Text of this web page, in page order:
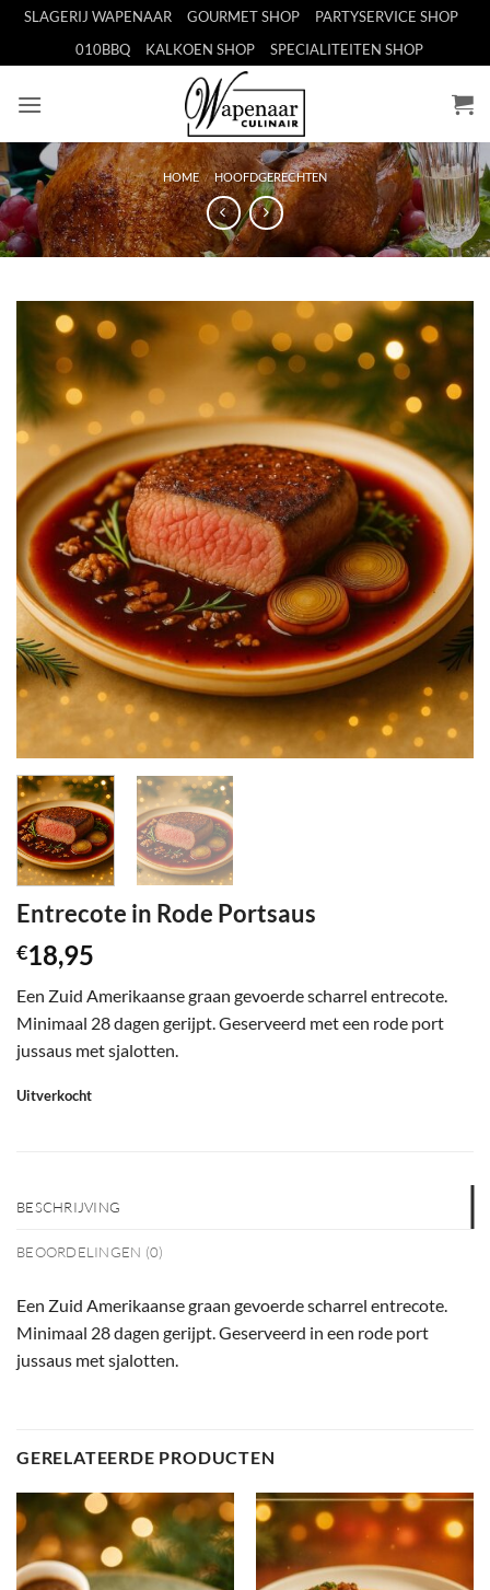
inhoud
SLAGERIJ WAPENAAR GOURMET SHOP
PARTYSERVICE SHOP
010BBQ
KALKOEN SHOP SPECIALITEITEN SHOP
HOME / HOOFDGERECHTEN
Entrecote in Rode Portsaus
€18,95
Een Zuid Amerikaanse graan gevoerde scharrel entrecote.
Minimaal 28 dagen gerijpt. Geserveerd met een rode port
jussaus met sjalotten.
Uitverkocht
BESCHRIJVING
BEOORDELINGEN (0)
Een Zuid Amerikaanse graan gevoerde scharrel entrecote.
Minimaal 28 dagen gerijpt. Geserveerd in een rode port
jussaus met sjalotten.
GERELATEERDE PRODUCTEN